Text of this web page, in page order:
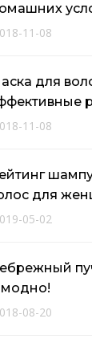
11-08
для
11-08
для
05-02
08-20